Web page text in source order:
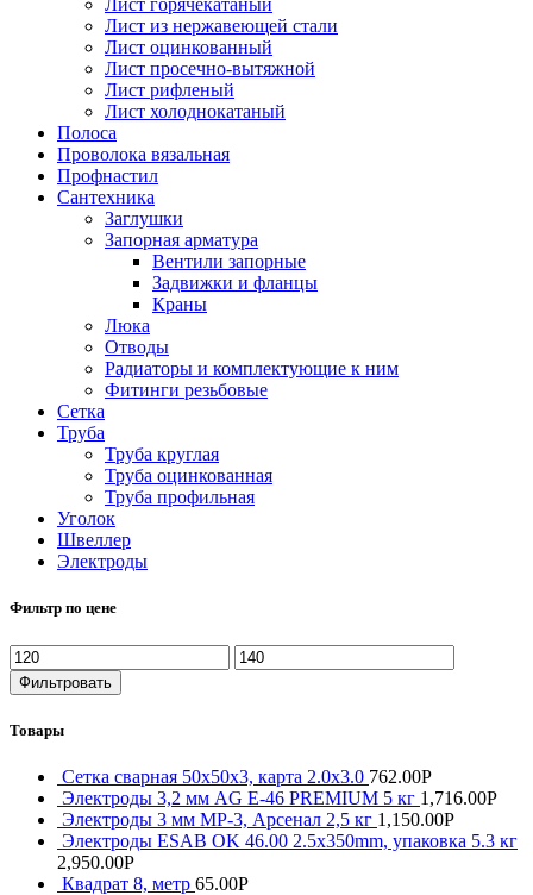
Лист горячекатаный
Лист из нержавеющей стали
Лист оцинкованный
Лист просечно-вытяжной
Лист рифленый
Лист холоднокатаный
Полоса
Проволока вязальная
Профнастил
Сантехника
Заглушки
Запорная арматура
Вентили запорные
Задвижки и фланцы
Краны
Люка
Отводы
Радиаторы и комплектующие к ним
Фитинги резьбовые
Сетка
Труба
Труба круглая
Труба оцинкованная
Труба профильная
Уголок
Швеллер
Электроды
Фильтр по цене
Фильтровать
Товары
Сетка сварная 50х50х3, карта 2.0х3.0 762.00Р
Электроды 3,2 мм AG E-46 PREMIUM 5 кг 1,716.00Р
Электроды 3 мм МР-3, Арсенал 2,5 кг 1,150.00Р
Электроды ESAB OK 46.00 2.5x350mm, упаковка 5.3 кг
2,950.00Р
Квадрат 8, метр 65.00Р